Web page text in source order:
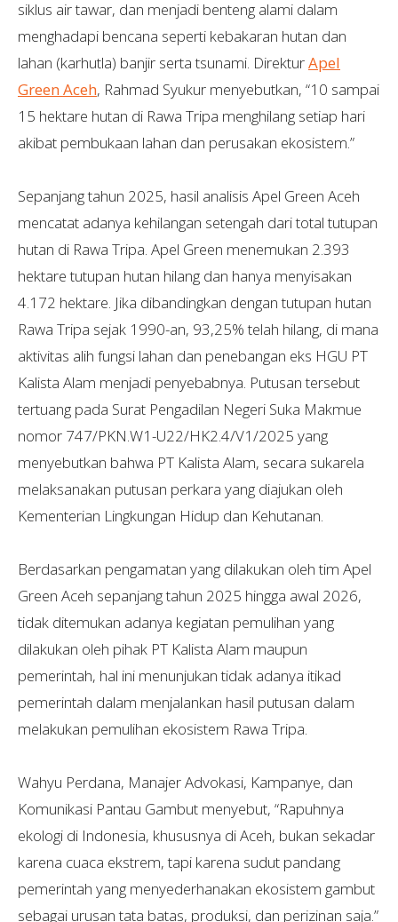
siklus air tawar, dan menjadi benteng alami dalam
menghadapi bencana seperti kebakaran hutan dan
lahan (karhutla) banjir serta tsunami. DirekturApel
Green Aceh, Rahmad Syukur menyebutkan, “10 sampai
15 hektare hutan di Rawa Tripa menghilang setiap hari
akibat pembukaan lahan dan perusakan ekosistem.”
Sepanjang tahun 2025, hasil analisis Apel Green Aceh
mencatat adanya kehilangan setengah dari total tutupan
hutan di Rawa Tripa. Apel Green menemukan 2.393
hektare tutupan hutan hilang dan hanya menyisakan
4.172 hektare. Jika dibandingkan dengan tutupan hutan
Rawa Tripa sejak 1990-an, 93,25% telah hilang, di mana
aktivitas alih fungsi lahan dan penebangan eks HGU PT
Kalista Alam menjadi penyebabnya. Putusan tersebut
tertuang pada Surat Pengadilan Negeri Suka Makmue
nomor 747/PKN.W1-U22/HK2.4/V1/2025 yang
menyebutkan bahwa PT Kalista Alam, secara sukarela
melaksanakan putusan perkara yang diajukan oleh
Kementerian Lingkungan Hidup dan Kehutanan.
Berdasarkan pengamatan yang dilakukan oleh tim Apel
Green Aceh sepanjang tahun 2025 hingga awal 2026,
tidak ditemukan adanya kegiatan pemulihan yang
dilakukan oleh pihak PT Kalista Alam maupun
pemerintah, hal ini menunjukan tidak adanya itikad
pemerintah dalam menjalankan hasil putusan dalam
melakukan pemulihan ekosistem Rawa Tripa.
Wahyu Perdana, Manajer Advokasi, Kampanye, dan
Komunikasi Pantau Gambut menyebut, “Rapuhnya
ekologi di Indonesia, khususnya di Aceh, bukan sekadar
karena cuaca ekstrem, tapi karena sudut pandang
pemerintah yang menyederhanakan ekosistem gambut
sebagai urusan tata batas, produksi, dan perizinan saja.”